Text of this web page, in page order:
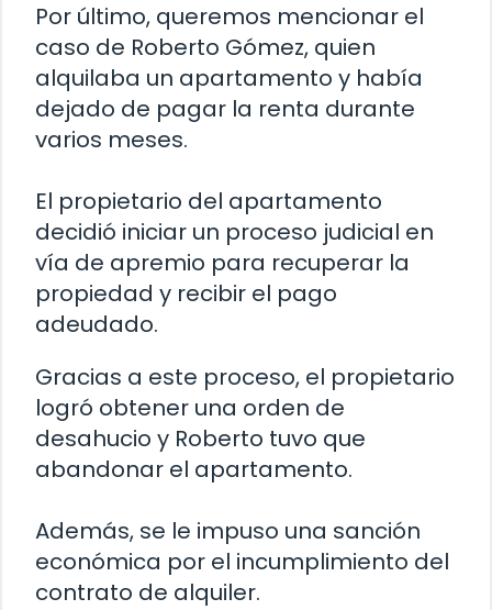
Por último, queremos mencionar el
caso de Roberto Gómez, quien
alquilaba un apartamento y había
dejado de pagar la renta durante
varios meses.
El propietario del apartamento
decidió iniciar un proceso judicial en
vía de apremio para recuperar la
propiedad y recibir el pago
adeudado.
Gracias a este proceso, el propietario
logró obtener una orden de
desahucio y Roberto tuvo que
abandonar el apartamento.
Además, se le impuso una sanción
económica por el incumplimiento del
contrato de alquiler.